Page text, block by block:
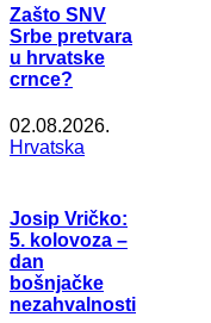
Zašto SNV
Srbe pretvara
u hrvatske
crnce?
02.08.2026.
Hrvatska
Josip Vričko:
5. kolovoza –
dan
bošnjačke
nezahvalnosti